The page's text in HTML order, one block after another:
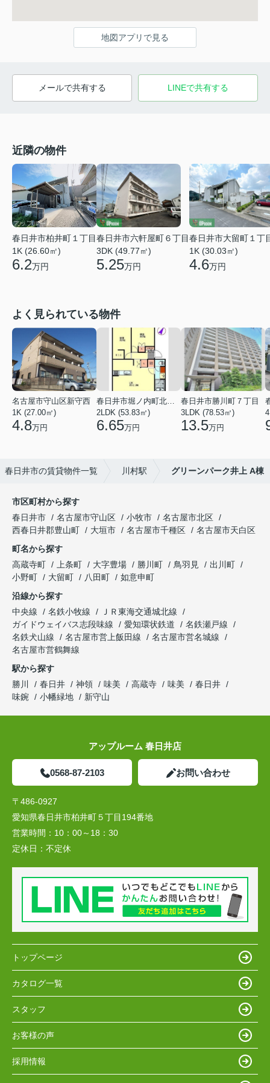
地図アプリで見る
メールで共有する LINEで共有する
近隣の物件
春日井市柏井町１丁目
1K (26.60㎡)
6.2万円
春日井市六軒屋町６丁目
3DK (49.77㎡)
5.25万円
春日井市大留町１丁
1K (30.03㎡)
4.6万円
よく見られている物件
名古屋市守山区新守西
1K (27.00㎡)
4.8万円
春日井市堀ノ内町北１丁目
2LDK (53.83㎡)
6.65万円
春日井市勝川町７丁目
3LDK (78.53㎡)
13.5万円
春日井市の賃貸物件一覧 川村駅 グリーンパーク井上 A棟
市区町村から探す
春日井市
名古屋市守山区 小牧市
名古屋市北区
西春日井郡豊山町
大垣市 名古屋市千種区
名古屋市天白区
町名から探す
高蔵寺町
上条町 大字豊場 勝川町 鳥羽見
出川町
小野町
大留町 八田町
如意申町
沿線から探す
中央線
名鉄小牧線
ＪＲ東海交通城北線
ガイドウェイバス志段味線
愛知環状鉄道
名鉄瀬戸線
名鉄犬山線
名古屋市営上飯田線
名古屋市営名城線
名古屋市営鶴舞線
駅から探す
勝川
春日井 神領 味美 高蔵寺 味美
春日井
味鋺
小幡緑地 新守山
アップルーム 春日井店
0568-87-2103 お問い合わせ
〒486-0927
愛知県春日井市柏井町５丁目194番地
営業時間： 10：00～18：30
定休日： 不定休
トップページ
カタログ一覧
スタッフ
お客様の声
採用情報